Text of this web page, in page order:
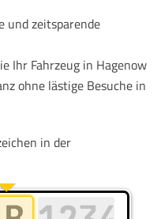
und zeitsparende
Ihr Fahrzeug in Hagenow
ohne lästige Besuche in
in der